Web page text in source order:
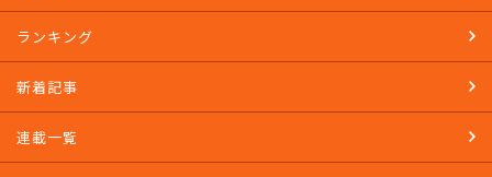
ランキング
新着記事
連載一覧